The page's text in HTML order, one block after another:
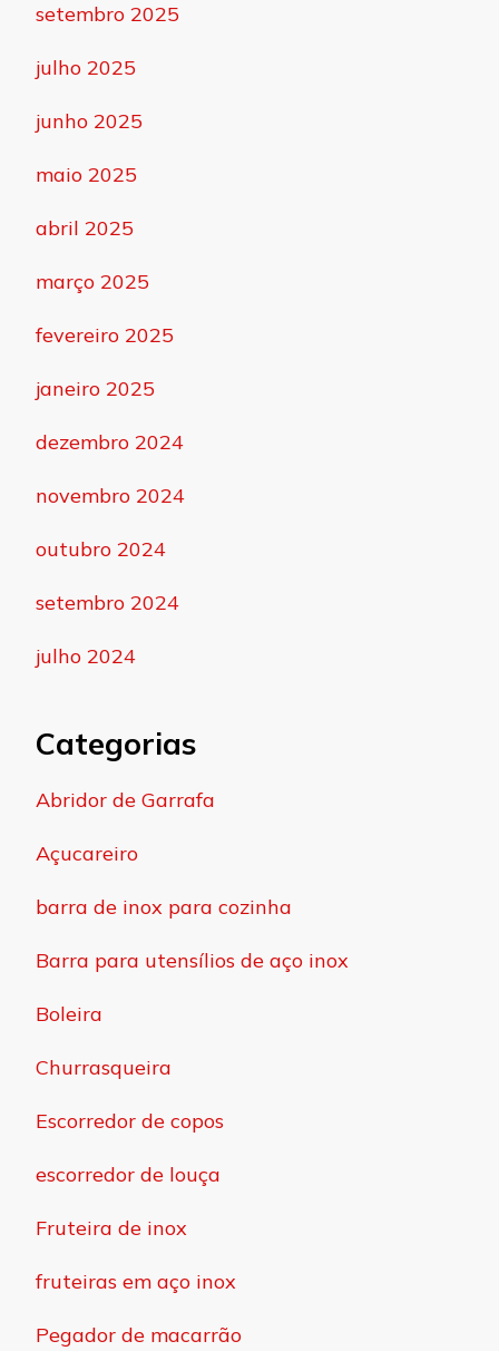
setembro 2025
julho 2025
junho 2025
maio 2025
abril 2025
março 2025
fevereiro 2025
janeiro 2025
dezembro 2024
novembro 2024
outubro 2024
setembro 2024
julho 2024
Categorias
Abridor de Garrafa
Açucareiro
barra de inox para cozinha
Barra para utensílios de aço inox
Boleira
Churrasqueira
Escorredor de copos
escorredor de louça
Fruteira de inox
fruteiras em aço inox
Pegador de macarrão